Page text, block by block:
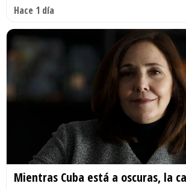
Hace 1 día
Mientras Cuba está a oscuras, la